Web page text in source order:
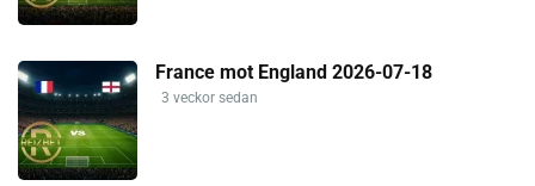
France mot England 2026-07-18
3 veckor sedan